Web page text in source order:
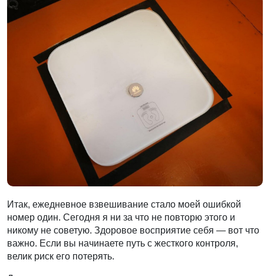
Итак, ежедневное взвешивание стало моей ошибкой
номер один. Сегодня я ни за что не повторю этого и
никому не советую. Здоровое восприятие себя — вот что
важно. Если вы начинаете путь с жесткого контроля,
велик риск его потерять.